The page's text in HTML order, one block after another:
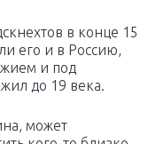
в конце 15
его и в Россию,
и под
до 19 века.
может